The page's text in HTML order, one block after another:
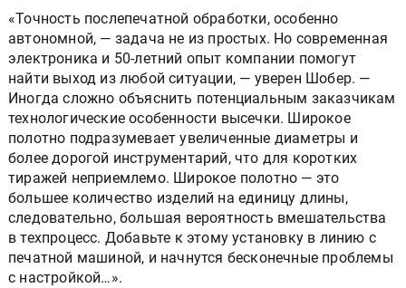
«Точность послепечатной обработки, особенно
автономной, — задача не из простых. Но современная
электроника и 50-летний опыт компании помогут
найти выход из любой ситуации, — уверен Шобер. —
Иногда сложно объяснить потенциальным заказчикам
технологические особенности высечки. Широкое
полотно подразумевает увеличенные диаметры и
более дорогой инструментарий, что для коротких
тиражей неприемлемо. Широкое полотно — это
большее количество изделий на единицу длины,
следовательно, большая вероятность вмешательства
в техпроцесс. Добавьте к этому установку в линию с
печатной машиной, и начнутся бесконечные проблемы
с настройкой…».